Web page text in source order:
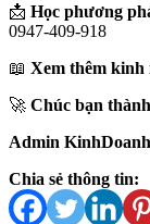
📩 Học phương
0947-409-918
📖 Xem thêm kinh
🚀 Chúc bạn
Admin
Chia sẻ thông tin: